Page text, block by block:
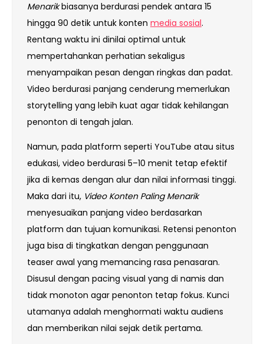
Menarikbiasanya berdurasi pendek antara 15
hingga 90 detik untuk konten media sosial.
Rentang waktu ini dinilai optimal untuk
mempertahankan perhatian sekaligus
menyampaikan pesan dengan ringkas dan padat.
Video berdurasi panjang cenderung memerlukan
storytelling yang lebih kuat agar tidak kehilangan
penonton di tengah jalan.
Namun, pada platform seperti YouTube atau situs
edukasi, video berdurasi 5–10 menit tetap efektif
jika di kemas dengan alur dan nilai informasi tinggi.
Maka dari itu, Video Konten Paling Menarik
menyesuaikan panjang video berdasarkan
platform dan tujuan komunikasi. Retensi penonton
juga bisa di tingkatkan dengan penggunaan
teaser awal yang memancing rasa penasaran.
Disusul dengan pacing visual yang di namis dan
tidak monoton agar penonton tetap fokus. Kunci
utamanya adalah menghormati waktu audiens
dan memberikan nilai sejak detik pertama.